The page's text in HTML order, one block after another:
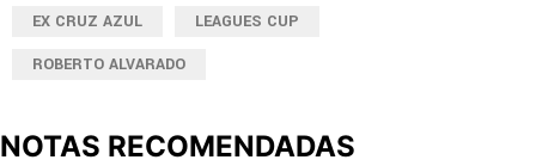
EX CRUZ AZUL
LEAGUES CUP
ROBERTO ALVARADO
NOTAS RECOMENDADAS